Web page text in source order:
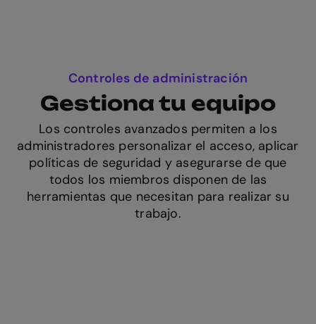
Controles de administración
Gestiona tu equipo
Los controles avanzados permiten a los
administradores personalizar el acceso, aplicar
políticas de seguridad y asegurarse de que
todos los miembros disponen de las
herramientas que necesitan para realizar su
trabajo.